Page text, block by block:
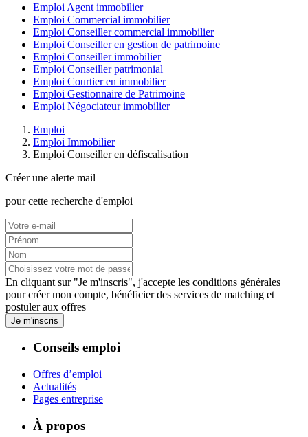
Emploi Agent immobilier
Emploi Commercial immobilier
Emploi Conseiller commercial immobilier
Emploi Conseiller en gestion de patrimoine
Emploi Conseiller immobilier
Emploi Conseiller patrimonial
Emploi Courtier en immobilier
Emploi Gestionnaire de Patrimoine
Emploi Négociateur immobilier
Emploi
Emploi Immobilier
Emploi Conseiller en défiscalisation
Créer une alerte mail
pour cette recherche d'emploi
En cliquant sur "Je m'inscris", j'accepte les conditions générales
pour créer mon compte, bénéficier des services de matching et
postuler aux offres
Je m'inscris
Conseils emploi
Offres d’emploi
Actualités
Pages entreprise
À propos